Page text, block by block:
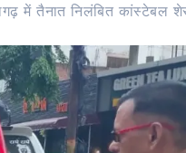
में तैनात निलंबित कांस्टेबल